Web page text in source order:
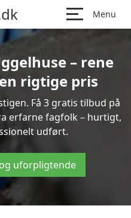
Menu
– rene
rigtige pris
Få 3 gratis tilbud på
erfarne fagfolk – hurtigt,
udført.
uforpligtende